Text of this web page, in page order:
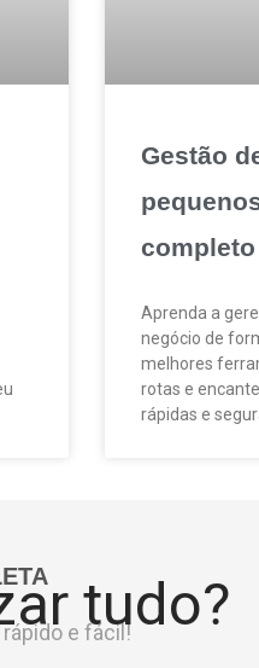
Gestão
completo
Aprenda a
negócio de
melhores
rotas e
rápidas e
tudo?
e fácil!